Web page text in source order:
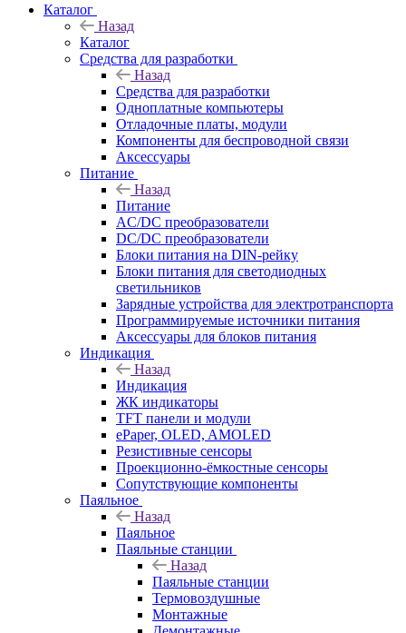
Каталог
Назад
Каталог
Средства для разработки
Назад
Средства для разработки
Одноплатные компьютеры
Отладочные платы, модули
Компоненты для беспроводной связи
Аксессуары
Питание
Назад
Питание
AC/DC преобразователи
DC/DC преобразователи
Блоки питания на DIN-рейку
Блоки питания для светодиодных
светильников
Зарядные устройства для электротранспорта
Программируемые источники питания
Аксессуары для блоков питания
Индикация
Назад
Индикация
ЖК индикаторы
TFT панели и модули
ePaper, OLED, AMOLED
Резистивные сенсоры
Проекционно-ёмкостные сенсоры
Сопутствующие компоненты
Паяльное
Назад
Паяльное
Паяльные станции
Назад
Паяльные станции
Термовоздушные
Монтажные